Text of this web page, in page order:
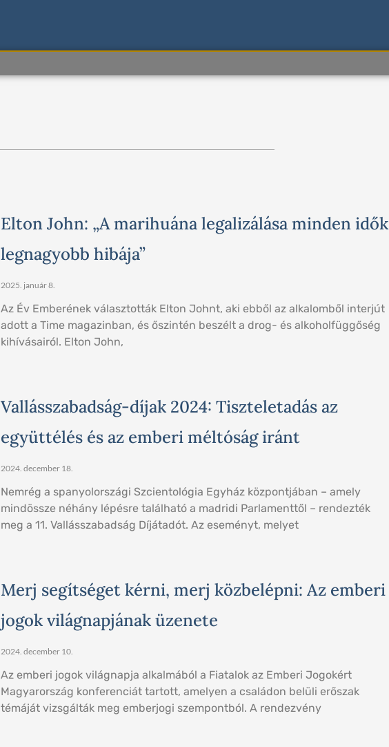
Elton John: „A marihuána legalizálása minden idők
legnagyobb hibája”
2025. január 8.
Az Év Emberének választották Elton Johnt, aki ebből az alkalomből interjút
adott a Time magazinban, és őszintén beszélt a drog- és alkoholfüggőség
kihívásairól. Elton John,
Vallásszabadság-díjak 2024: Tiszteletadás az
együttélés és az emberi méltóság iránt
2024. december 18.
Nemrég a spanyolországi Szcientológia Egyház központjában – amely
mindössze néhány lépésre található a madridi Parlamenttől – rendezték
meg a 11. Vallásszabadság Díjátadót. Az eseményt, melyet
Merj segítséget kérni, merj közbelépni: Az emberi
jogok világnapjának üzenete
2024. december 10.
Az emberi jogok világnapja alkalmából a Fiatalok az Emberi Jogokért
Magyarország konferenciát tartott, amelyen a családon belüli erőszak
témáját vizsgálták meg emberjogi szempontból. A rendezvény